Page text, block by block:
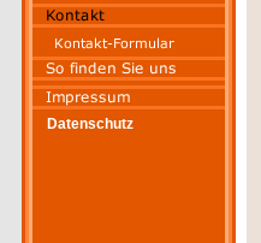
Datenschutz